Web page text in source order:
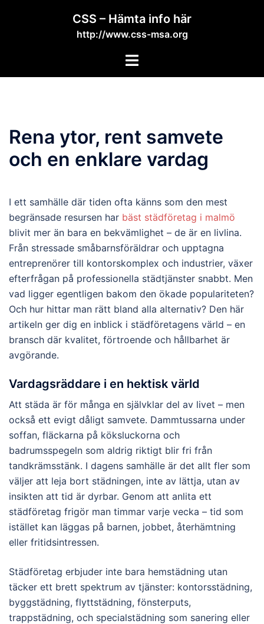
CSS – Hämta info här
http://www.css-msa.org
Toggle
Rena ytor, rent samvete
och en enklare vardag
I ett samhälle där tiden ofta känns som den mest
begränsade resursen har bäst städföretag i malmö
blivit mer än bara en bekvämlighet – de är en livlina.
Från stressade småbarnsföräldrar och upptagna
entreprenörer till kontorskomplex och industrier, växer
efterfrågan på professionella städtjänster snabbt. Men
vad ligger egentligen bakom den ökade populariteten?
Och hur hittar man rätt bland alla alternativ? Den här
artikeln ger dig en inblick i städföretagens värld – en
bransch där kvalitet, förtroende och hållbarhet är
avgörande.
Vardagsräddare i en hektisk värld
Att städa är för många en självklar del av livet – men
också ett evigt dåligt samvete. Dammtussarna under
soffan, fläckarna på köksluckorna och
badrumsspegeln som aldrig riktigt blir fri från
tandkrämsstänk. I dagens samhälle är det allt fler som
väljer att leja bort städningen, inte av lättja, utan av
insikten att tid är dyrbar. Genom att anlita ett
städföretag frigör man timmar varje vecka – tid som
istället kan läggas på barnen, jobbet, återhämtning
eller fritidsintressen.
Städföretag erbjuder inte bara hemstädning utan
täcker ett brett spektrum av tjänster: kontorsstädning,
byggstädning, flyttstädning, fönsterputs,
trappstädning, och specialstädning som sanering eller